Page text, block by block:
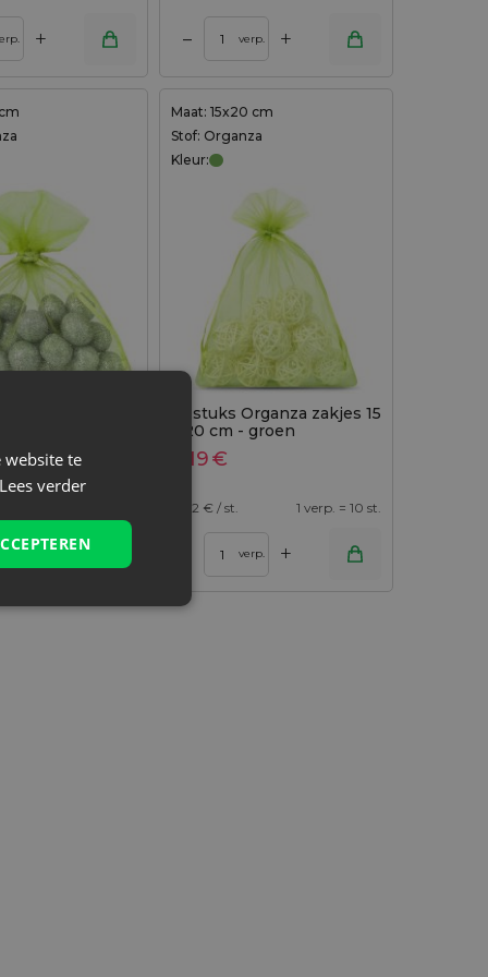
+ – verp. +
niet op voorraad
Maat: 15x20 cm
Stof: Organza
Kleur:
10 stuks Organza zakjes 15
x 20 cm - groen
2,19€
0,22 € / st. 1 verp. = 10 st.
verp. +
website te
Lees verder